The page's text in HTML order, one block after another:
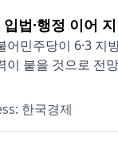
입법·행정 이어
어민주당이 6·3 지
이 붙을 것으로 전
한국경제